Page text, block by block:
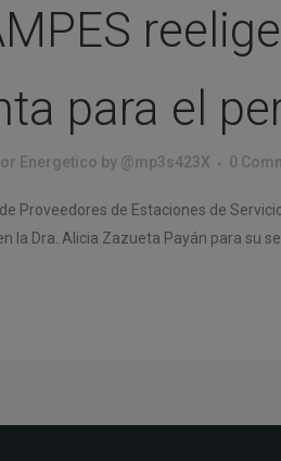
para el
Energetico by @mp3s423X 0
Proveedores de Estaciones de
la Dra. Alicia Zazueta Payán para su